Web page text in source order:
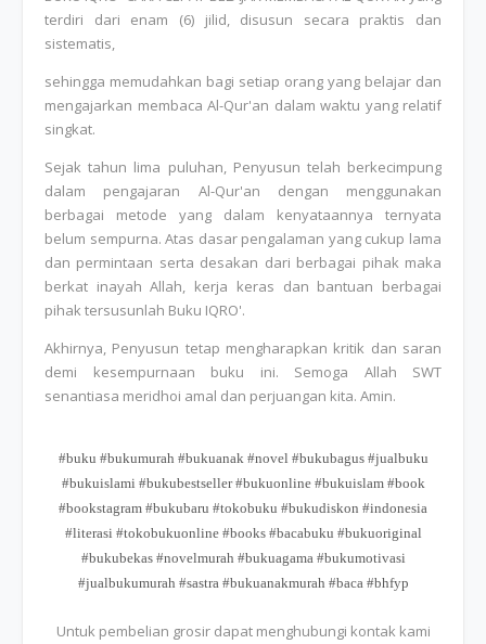
terdiri dari enam (6) jilid, disusun secara praktis dan
sistematis,
sehingga memudahkan bagi setiap orang yang belajar dan
mengajarkan membaca Al-Qur'an dalam waktu yang relatif
singkat.
Sejak tahun lima puluhan, Penyusun telah berkecimpung
dalam pengajaran Al-Qur'an dengan menggunakan
berbagai metode yang dalam kenyataannya ternyata
belum sempurna. Atas dasar pengalaman yang cukup lama
dan permintaan serta desakan dari berbagai pihak maka
berkat inayah Allah, kerja keras dan bantuan berbagai
pihak tersusunlah Buku IQRO'.
Akhirnya, Penyusun tetap mengharapkan kritik dan saran
demi kesempurnaan buku ini. Semoga Allah SWT
senantiasa meridhoi amal dan perjuangan kita. Amin.
#buku #bukumurah #bukuanak #novel #bukubagus #jualbuku
#bukuislami #bukubestseller #bukuonline #bukuislam #book
#bookstagram #bukubaru #tokobuku #bukudiskon #indonesia
#literasi #tokobukuonline #books #bacabuku #bukuoriginal
#bukubekas #novelmurah #bukuagama #bukumotivasi
#jualbukumurah #sastra #bukuanakmurah #baca #bhfyp
Untuk pembelian grosir dapat menghubungi kontak kami